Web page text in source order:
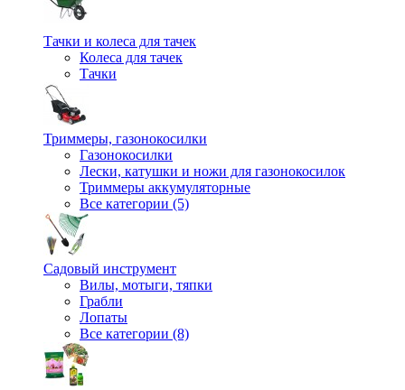
Тачки и колеса для тачек
Колеса для тачек
Тачки
Триммеры, газонокосилки
Газонокосилки
Лески, катушки и ножи для газонокосилок
Триммеры аккумуляторные
Все категории (5)
Садовый инструмент
Вилы, мотыги, тяпки
Грабли
Лопаты
Все категории (8)